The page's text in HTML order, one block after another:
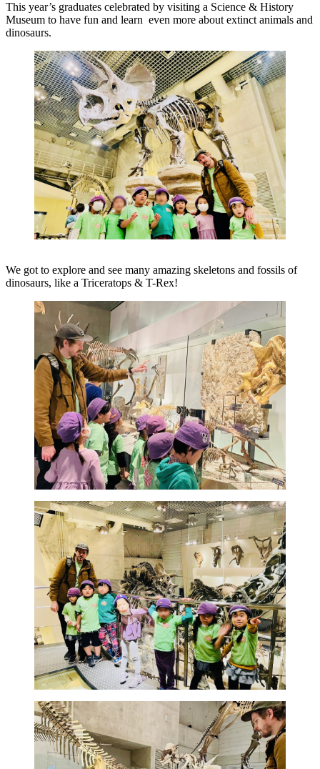
This year’s graduates celebrated by visiting a Science & History
Museum to have fun and learn even more about extinct animals and
dinosaurs.
We got to explore and see many amazing skeletons and fossils of
dinosaurs, like a Triceratops & T-Rex!